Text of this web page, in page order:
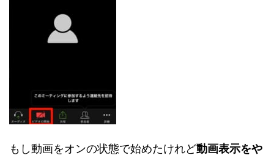
もし動画をオンの状態で始めたけれど動画表示をや